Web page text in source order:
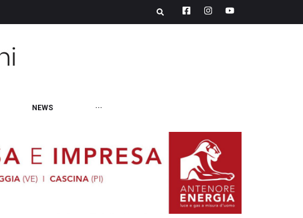
NEWS ···